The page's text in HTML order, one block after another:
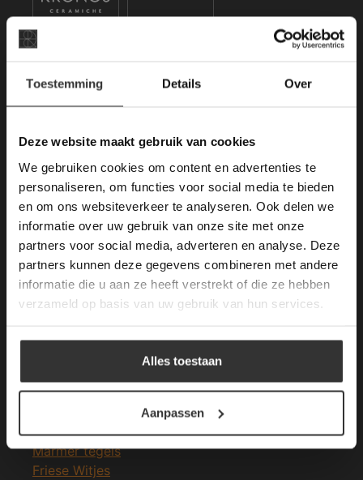
Toestemming Details Over
Deze website maakt gebruik van cookies
We gebruiken cookies om content en advertenties te
personaliseren, om functies voor social media te bieden
en om ons websiteverkeer te analyseren. Ook delen we
informatie over uw gebruik van onze site met onze
partners voor social media, adverteren en analyse. Deze
partners kunnen deze gegevens combineren met andere
informatie die u aan ze heeft verstrekt of die ze hebben
verzameld op basis van uw gebruik van hun services.
Alles toestaan
Aanpassen
Merken Keramiek Terrastegels
Merken Glasmozaïek
Natuursteen vloeren
Terrastegels
Leisteen terrastegels
Marmer vloer
Marmer tegels
Friese Witjes
Deze website maakt
gebruik van cookies.
This Cookie Banner was deleted and is no
longer working. Please contact the website
administrator.
Deze website gebruikt cookies om de
gebruikerservaring te verbeteren. Door
gebruik te maken van onze website geeft u
toestemming voor alle cookies in
overeenstemming met ons cookiebeleid.Lees
verder
ALLES ACCEPTEREN
ALLES AFWIJZEN
DETAILS WEERGEVEN